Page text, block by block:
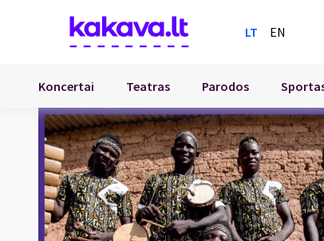
LT EN
Koncertai Teatras Parodos